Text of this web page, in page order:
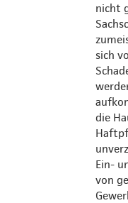
nicht
sich
die
Ein-
von